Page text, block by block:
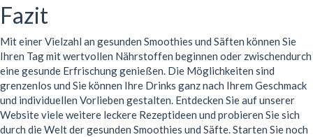
Fazit
Mit einer Vielzahl an gesunden Smoothies und Säften können Sie
Ihren Tag mit wertvollen Nährstoffen beginnen oder zwischendurch
eine gesunde Erfrischung genießen. Die Möglichkeiten sind
grenzenlos und Sie können Ihre Drinks ganz nach Ihrem Geschmack
und individuellen Vorlieben gestalten. Entdecken Sie auf unserer
Website viele weitere leckere Rezeptideen und probieren Sie sich
durch die Welt der gesunden Smoothies und Säfte. Starten Sie noch